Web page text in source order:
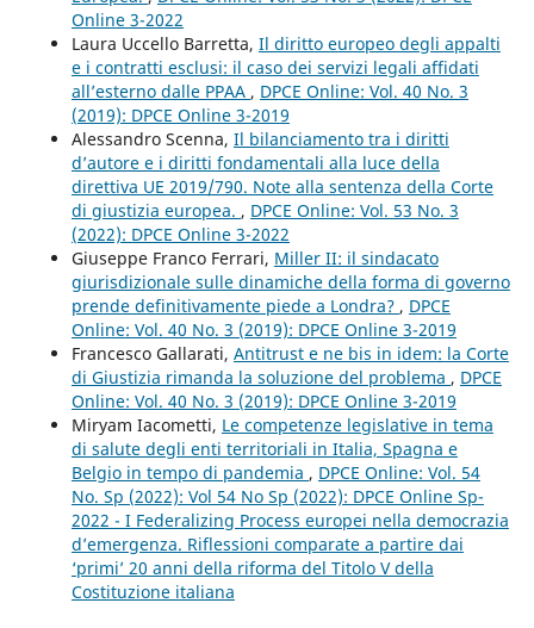
Online 3-2022
Laura Uccello Barretta, Il diritto europeo degli appalti
e i contratti esclusi: il caso dei servizi legali affidati
all’esterno dalle PPAA , DPCE Online: Vol. 40 No. 3
(2019): DPCE Online 3-2019
Alessandro Scenna, Il bilanciamento tra i diritti
d’autore e i diritti fondamentali alla luce della
direttiva UE 2019/790. Note alla sentenza della Corte
di giustizia europea. , DPCE Online: Vol. 53 No. 3
(2022): DPCE Online 3-2022
Giuseppe Franco Ferrari, Miller II: il sindacato
giurisdizionale sulle dinamiche della forma di governo
prende definitivamente piede a Londra? , DPCE
Online: Vol. 40 No. 3 (2019): DPCE Online 3-2019
Francesco Gallarati, Antitrust e ne bis in idem: la Corte
di Giustizia rimanda la soluzione del problema , DPCE
Online: Vol. 40 No. 3 (2019): DPCE Online 3-2019
Miryam Iacometti, Le competenze legislative in tema
di salute degli enti territoriali in Italia, Spagna e
Belgio in tempo di pandemia , DPCE Online: Vol. 54
No. Sp (2022): Vol 54 No Sp (2022): DPCE Online Sp-
2022 - I Federalizing Process europei nella democrazia
d’emergenza. Riflessioni comparate a partire dai
‘primi’ 20 anni della riforma del Titolo V della
Costituzione italiana